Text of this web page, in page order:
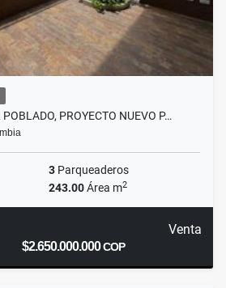
PROYECTO NUEVO P…
3 Parqueaderos
243.00Área m2
Venta
$2.650.000.000COP